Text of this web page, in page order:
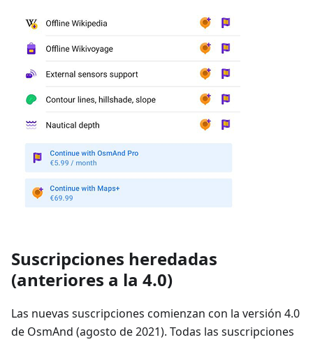
Suscripciones heredadas
(anteriores a la 4.0)
Las nuevas suscripciones comienzan con la versión 4.0
de OsmAnd (agosto de 2021). Todas las suscripciones